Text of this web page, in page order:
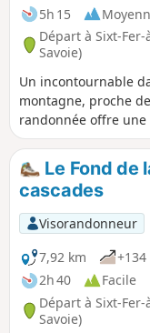
5h 15
Départ à Sixt-Fer-
Savoie)
Un incontournable
montagne, proche
randonnée offre une
magnifiques. Entre
Giffre et on admire
cascades des
part ici du parking
dernier parking où
pour accéder
donc raccourcir cette
informations
fiches descriptives
du dénivelé positif
Le Fond de
cascades
Visorandonneur
7,92 km
+134
2h 40
Facile
Départ à Sixt-Fer-
Savoie)